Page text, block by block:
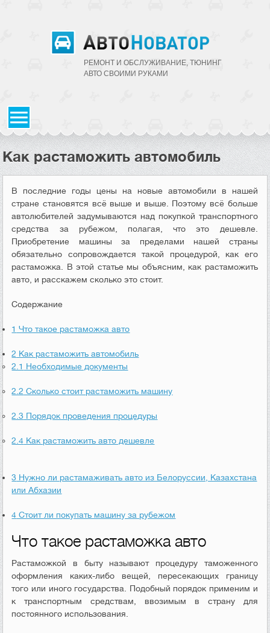
РЕМОНТ И ОБСЛУЖИВАНИЕ, ТЮНИНГ
АВТО CВОИМИ РУКАМИ
Как растаможить автомобиль
В последние годы цены на новые автомобили в нашей
стране становятся всё выше и выше. Поэтому всё больше
автолюбителей задумываются над покупкой транспортного
средства за рубежом, полагая, что это дешевле.
Приобретение машины за пределами нашей страны
обязательно сопровождается такой процедурой, как его
растаможка. В этой статье мы объясним, как растаможить
авто, и расскажем сколько это стоит.
Содержание
1 Что такое растаможка авто
2 Как растаможить автомобиль
2.1 Необходимые документы
2.2 Сколько стоит растаможить машину
2.3 Порядок проведения процедуры
2.4 Как растаможить авто дешевле
3 Нужно ли растамаживать авто из Белоруссии, Казахстана
или Абхазии
4 Стоит ли покупать машину за рубежом
Что такое растаможка авто
Растаможкой в быту называют процедуру таможенного
оформления каких-либо вещей, пересекающих границу
того или иного государства. Подобный порядок применим и
к транспортным средствам, ввозимым в страну для
постоянного использования.